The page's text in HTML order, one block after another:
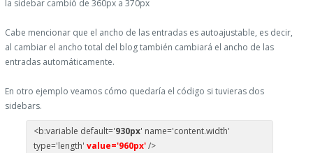
la sidebar cambió de 360px a 370px
Cabe mencionar que el ancho de las entradas es autoajustable, es decir,
al cambiar el ancho total del blog también cambiará el ancho de las
entradas automáticamente.
En otro ejemplo veamos cómo quedaría el código si tuvieras dos
sidebars.
<b:variable default='930px' name='content.width'
type='length' value='960px'/>